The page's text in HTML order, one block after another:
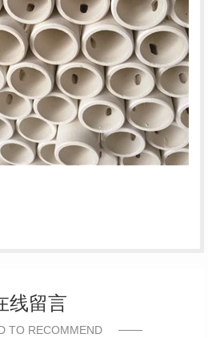
线留言
TO RECOMMEND